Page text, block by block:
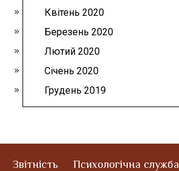
Квітень 2020
Березень 2020
Лютий 2020
Січень 2020
Грудень 2019
Звітність Психологічна служба